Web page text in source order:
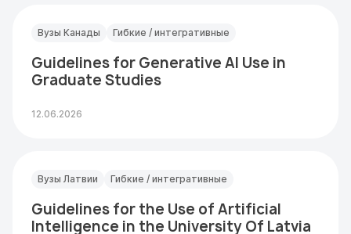
Вузы Канады Гибкие / интегративные
Guidelines for Generative AI Use in
Graduate Studies
12.06.2026
Вузы Латвии Гибкие / интегративные
Guidelines for the Use of Artificial
Intelligence in the University Of Latvia